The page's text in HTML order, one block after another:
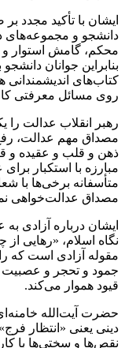
ایشان با تأکید مجدد
دانشجو و مجموعه‌های
محکم، گامش استوار
بنابراین جوانان دانشجو
کتاب‌های
روی مسائل معرفتی
رهبر انقلاب عدالت را
مصداق مهم عدالت،
ذهن و قلب و عقیده
مبارزه با استکبار
متأسفانه برخی‌ها با
مصداق عدالت‌خواهی
ایشان درباره آزادی
نگاه اسلام، «رهایی
مقوله آزادی است که
جمود و تحجر و عصبیت و
قیود هموار می‌کند.
حضرت آیت‌الله
دینی یعنی «انتظار
نقص‌ها و سختی‌ها با